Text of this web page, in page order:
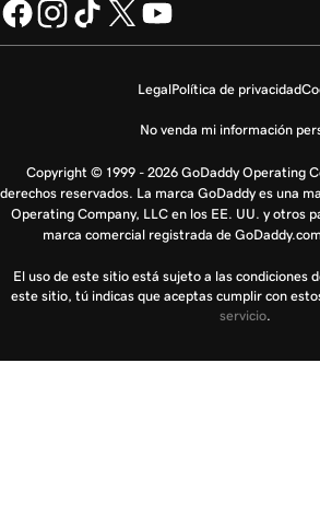
LegalPolítica de privacidad
No venda mi información
Copyright © 1999 - 2026 GoDaddy Operating
derechos reservados. La marca GoDaddy es una
Operating Company, LLC en los EE. UU. y otros
marca comercial registrada de
El uso de este sitio está sujeto a las condiciones
este sitio, tú indicas que aceptas cumplir con
servicio.